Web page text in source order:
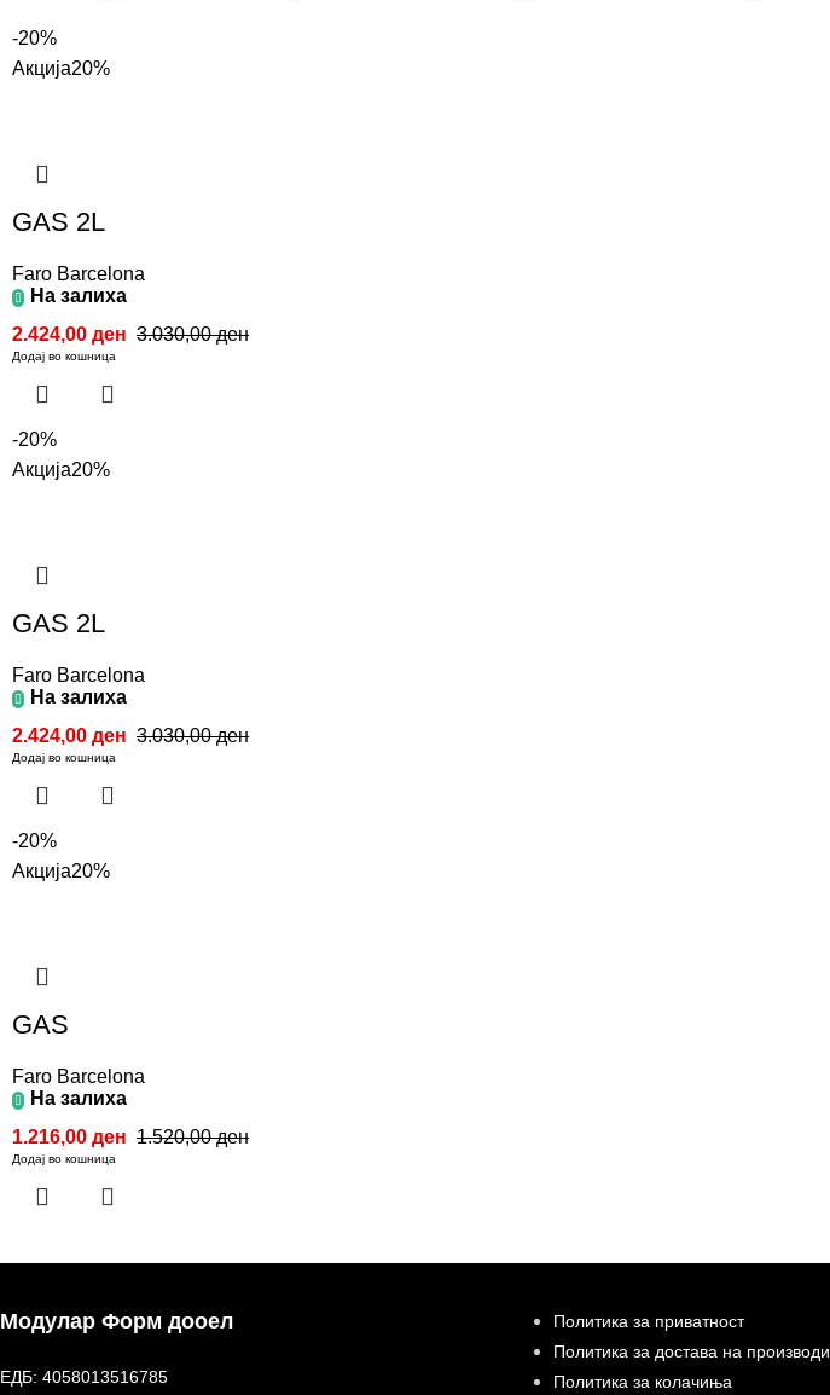
-20%
Акција20%
GAS 2L
Faro Barcelona
На залиха
3.030,00ден
2.424,00 ден
Додај во кошница
-20%
Акција20%
GAS 2L
Faro Barcelona
На залиха
3.030,00ден
2.424,00 ден
Додај во кошница
-20%
Акција20%
GAS
Faro Barcelona
На залиха
1.520,00ден
1.216,00 ден
Додај во кошница
Модулар Форм дооел
ЕДБ: 4058013516785
Политика за приватност
Политика за достава на производи
Политика за колачиња